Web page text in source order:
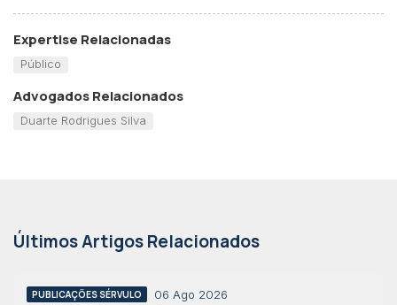
Expertise Relacionadas
Público
Advogados Relacionados
Duarte Rodrigues Silva
Últimos Artigos Relacionados
PUBLICAÇÕES SÉRVULO 06 Ago 2026